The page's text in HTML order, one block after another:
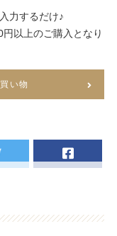
力するだけ♪
以上のご購入となり
い物